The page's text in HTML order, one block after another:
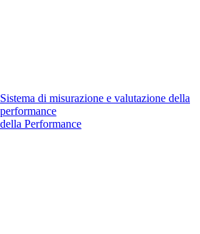
Sistema di misurazione e valutazione della
performance
Performance